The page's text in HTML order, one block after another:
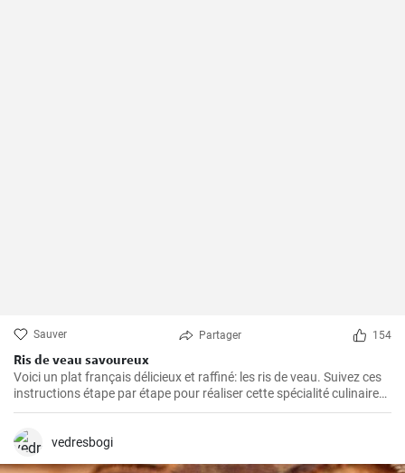
Sauver Partager 154
Ris de veau savoureux
Voici un plat français délicieux et raffiné: les ris de veau. Suivez ces
instructions étape par étape pour réaliser cette spécialité culinaire
française appréciée pour leur texture délicate et leur goût savoureux
vedresbogi